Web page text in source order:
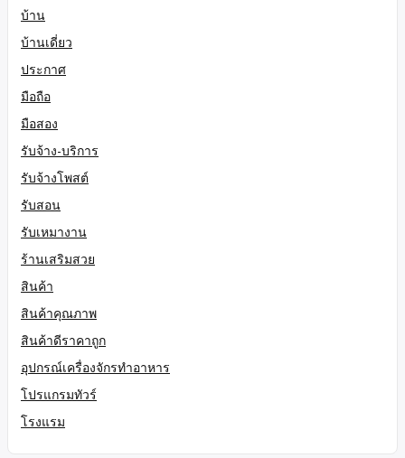
บ้าน
บ้านเดี่ยว
ประกาศ
มือถือ
มือสอง
รับจ้าง-บริการ
รับจ้างโพสต์
รับสอน
รับเหมางาน
ร้านเสริมสวย
สินค้า
สินค้าคุณภาพ
สินค้าดีราคาถูก
อุปกรณ์เครื่องจักรทำอาหาร
โปรแกรมทัวร์
โรงแรม